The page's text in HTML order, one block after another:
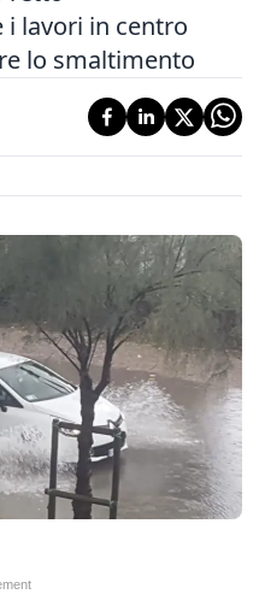
i lavori in centro
lo smaltimento